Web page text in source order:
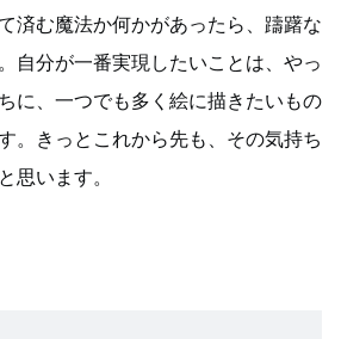
済む魔法か何かがあったら、躊躇な
自分が一番実現したいことは、やっ
に、一つでも多く絵に描きたいもの
。きっとこれから先も、その気持ち
思います。